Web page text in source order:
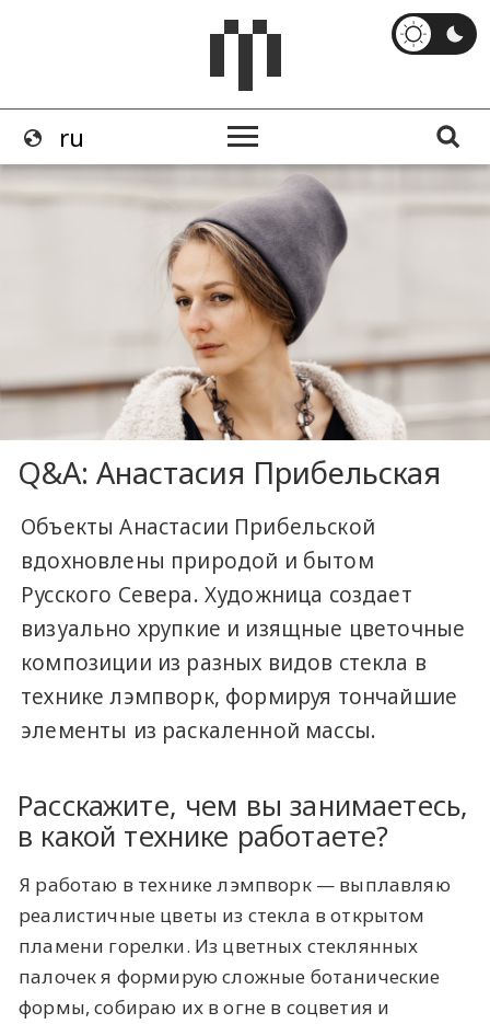
Q&A: Анастасия Прибельская
Объекты Анастасии Прибельской
вдохновлены природой и бытом
Русского Севера. Художница создает
визуально хрупкие и изящные цветочные
композиции из разных видов стекла в
технике лэмпворк, формируя тончайшие
элементы из раскаленной массы.
Расскажите, чем вы занимаетесь,
в какой технике работаете?
Я работаю в технике лэмпворк — выплавляю
реалистичные цветы из стекла в открытом
пламени горелки. Из цветных стеклянных
палочек я формирую сложные ботанические
формы, собираю их в огне в соцветия и